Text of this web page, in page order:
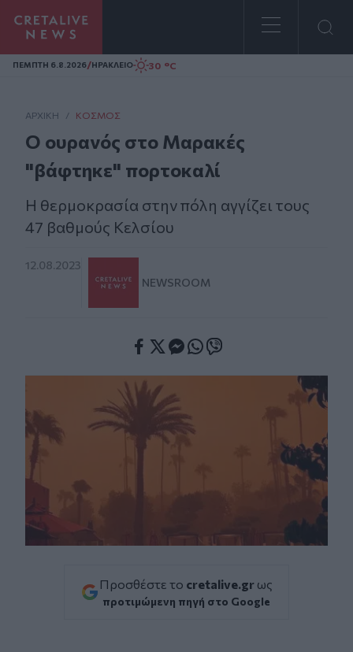
Homepage
ΠΕΜΠΤΗ 6.8.2026/ΗΡΑΚΛΕΙΟ 30 °C
ΑΡΧΙΚΗ / ΚΌΣΜΟΣ
Ο ουρανός στο Μαρακές
"βάφτηκε" πορτοκαλί
Η θερμοκρασία στην πόλη αγγίζει τους
47 βαθμούς Κελσίου
12.08.2023
NEWSROOM
Προσθέστε το cretalive.gr ως
προτιμώμενη πηγή στο Google